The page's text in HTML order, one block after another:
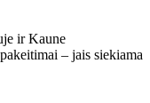
ir Kaune
– jais siekiama